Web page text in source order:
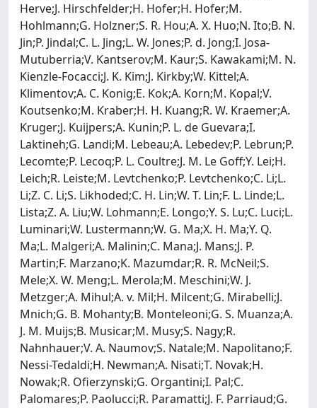
Herve;J. Hirschfelder;H. Hofer;H. Hofer;M.
Hohlmann;G. Holzner;S. R. Hou;A. X. Huo;N. Ito;B. N.
Jin;P. Jindal;C. L. Jing;L. W. Jones;P. d. Jong;I. Josa-
Mutuberria;V. Kantserov;M. Kaur;S. Kawakami;M. N.
Kienzle-Focacci;J. K. Kim;J. Kirkby;W. Kittel;A.
Klimentov;A. C. Konig;E. Kok;A. Korn;M. Kopal;V.
Koutsenko;M. Kraber;H. H. Kuang;R. W. Kraemer;A.
Kruger;J. Kuijpers;A. Kunin;P. L. de Guevara;I.
Laktineh;G. Landi;M. Lebeau;A. Lebedev;P. Lebrun;P.
Lecomte;P. Lecoq;P. L. Coultre;J. M. Le Goff;Y. Lei;H.
Leich;R. Leiste;M. Levtchenko;P. Levtchenko;C. Li;L.
Li;Z. C. Li;S. Likhoded;C. H. Lin;W. T. Lin;F. L. Linde;L.
Lista;Z. A. Liu;W. Lohmann;E. Longo;Y. S. Lu;C. Luci;L.
Luminari;W. Lustermann;W. G. Ma;X. H. Ma;Y. Q.
Ma;L. Malgeri;A. Malinin;C. Mana;J. Mans;J. P.
Martin;F. Marzano;K. Mazumdar;R. R. McNeil;S.
Mele;X. W. Meng;L. Merola;M. Meschini;W. J.
Metzger;A. Mihul;A. v. Mil;H. Milcent;G. Mirabelli;J.
Mnich;G. B. Mohanty;B. Monteleoni;G. S. Muanza;A.
J. M. Muijs;B. Musicar;M. Musy;S. Nagy;R.
Nahnhauer;V. A. Naumov;S. Natale;M. Napolitano;F.
Nessi-Tedaldi;H. Newman;A. Nisati;T. Novak;H.
Nowak;R. Ofierzynski;G. Organtini;I. Pal;C.
Palomares;P. Paolucci;R. Paramatti;J. F. Parriaud;G.